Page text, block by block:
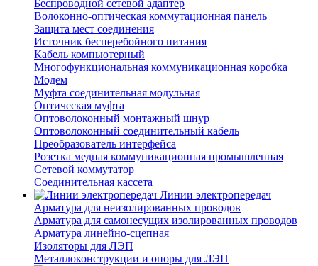
Беспроводной сетевой адаптер
Волоконно-оптическая коммутационная панель
Защита мест соединения
Источник бесперебойного питания
Кабель компьютерный
Многофункциональная коммуникационная коробка
Модем
Муфта соединительная модульная
Оптическая муфта
Оптоволоконный монтажный шнур
Оптоволоконный соединительный кабель
Преобразователь интерфейса
Розетка медная коммуникационная промышленная
Сетевой коммутатор
Соединительная кассета
Линии электропередач
Арматура для неизолированных проводов
Арматура для самонесущих изолированных проводов
Арматура линейно-сцепная
Изоляторы для ЛЭП
Металлоконструкции и опоры для ЛЭП